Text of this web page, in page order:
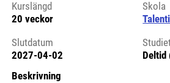
Kurslängd
20 veckor
Skola
Slutdatum
2027-04-02
Deltid
Beskrivning